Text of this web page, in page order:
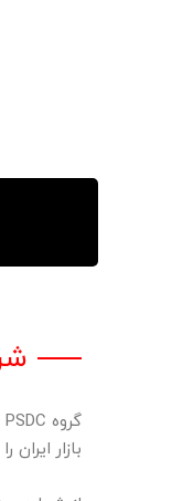
بازار